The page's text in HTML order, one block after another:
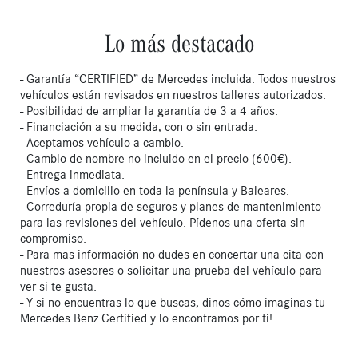
Lo más destacado
- Garantía “CERTIFIED” de Mercedes incluida. Todos nuestros
vehículos están revisados en nuestros talleres autorizados.
- Posibilidad de ampliar la garantía de 3 a 4 años.
- Financiación a su medida, con o sin entrada.
- Aceptamos vehículo a cambio.
- Cambio de nombre no incluido en el precio (600€).
- Entrega inmediata.
- Envíos a domicilio en toda la península y Baleares.
- Correduría propia de seguros y planes de mantenimiento
para las revisiones del vehículo. Pídenos una oferta sin
compromiso.
- Para mas información no dudes en concertar una cita con
nuestros asesores o solicitar una prueba del vehículo para
ver si te gusta.
- Y si no encuentras lo que buscas, dinos cómo imaginas tu
Mercedes Benz Certified y lo encontramos por ti!